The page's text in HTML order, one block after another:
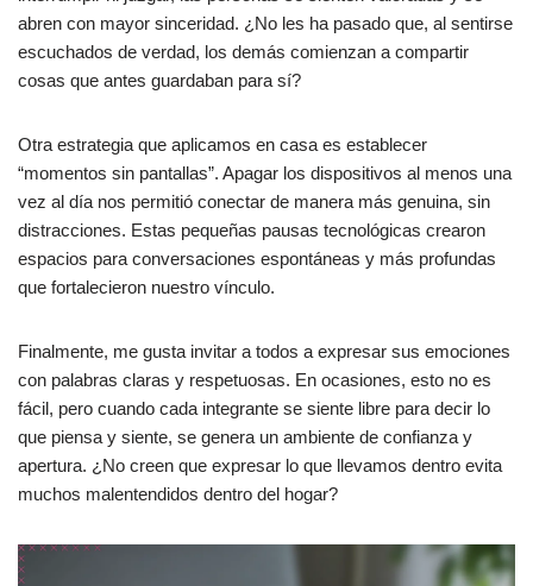
abren con mayor sinceridad. ¿No les ha pasado que, al sentirse
escuchados de verdad, los demás comienzan a compartir
cosas que antes guardaban para sí?
Otra estrategia que aplicamos en casa es establecer
“momentos sin pantallas”. Apagar los dispositivos al menos una
vez al día nos permitió conectar de manera más genuina, sin
distracciones. Estas pequeñas pausas tecnológicas crearon
espacios para conversaciones espontáneas y más profundas
que fortalecieron nuestro vínculo.
Finalmente, me gusta invitar a todos a expresar sus emociones
con palabras claras y respetuosas. En ocasiones, esto no es
fácil, pero cuando cada integrante se siente libre para decir lo
que piensa y siente, se genera un ambiente de confianza y
apertura. ¿No creen que expresar lo que llevamos dentro evita
muchos malentendidos dentro del hogar?